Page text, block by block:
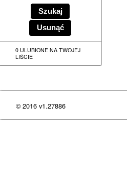
0 ULUBIONE NA TWOJEJ
LIŚCIE
© 2016 v1.27886